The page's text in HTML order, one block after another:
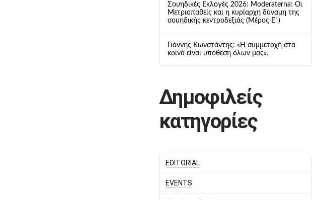
Σουηδικές Εκλογές 2026: Moderaterna: Οι
Μετριοπαθείς και η κυρίαρχη δύναμη της
σουηδικής κεντροδεξιάς (Μέρος Ε΄)
Γιάννης Κωνστάντης: «Η συμμετοχή στα
κοινά είναι υπόθεση όλων μας».
Δημοφιλείς
κατηγορίες
EDITORIAL
EVENTS